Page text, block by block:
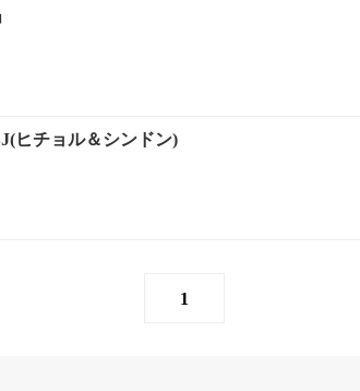
ヒチョル＆シンドン)
1